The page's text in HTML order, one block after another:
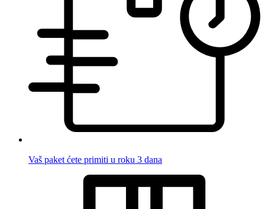
Vaš paket ćete primiti u roku 3 dana